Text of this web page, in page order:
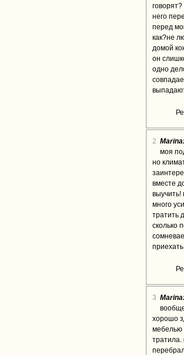
него
перед
как?не
домой
он
одно
2
моя
но
вместе
выучить!
много
тратить
сколько
3
хорошо
мебелью
тратила.